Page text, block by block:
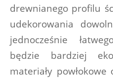
drewnianego profilu
udekorowania
jednocześnie
będzie bardziej
materiały